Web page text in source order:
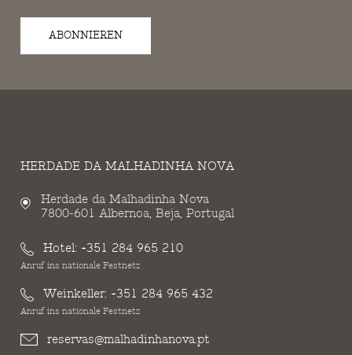
ABONNIEREN
HERDADE DA MALHADINHA NOVA
Herdade da Malhadinha Nova
7800-601 Albernoa, Beja, Portugal
Hotel: +351 284 965 210
Anruf ins nationale Festnetz
Weinkeller: +351 284 965 432
Anruf ins nationale Festnetz
reservas@malhadinhanova.pt